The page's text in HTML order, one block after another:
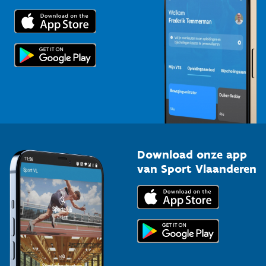
Trainers en begeleiders
Topsporters
Voor de pers
Download onze app
van Sport Vlaanderen